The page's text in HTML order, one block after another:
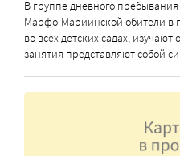
В группе дневного
Марфо-Мариинской обители в
во всех детских садах, изучают
занятия представляют собой